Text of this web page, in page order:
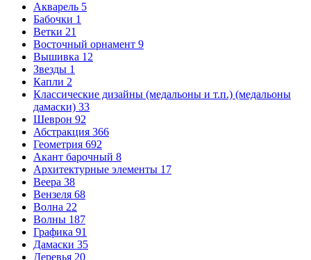
Акварель 5
Бабочки 1
Ветки 21
Восточный орнамент 9
Вышивка 12
Звезды 1
Капли 2
Классические дизайны (медальоны и т.п.) (медальоны
дамаски) 33
Шеврон 92
Абстракция 366
Геометрия 692
Акант барочный 8
Архитектурные элементы 17
Веера 38
Вензеля 68
Волна 22
Волны 187
Графика 91
Дамаски 35
Деревья 20